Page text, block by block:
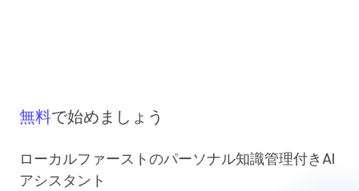
無料で始めましょう
ローカルファーストのパーソナル知識管理付きAI
アシスタント